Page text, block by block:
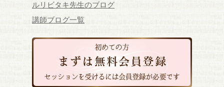
ルリビタキ先生のブログ
講師ブログ一覧